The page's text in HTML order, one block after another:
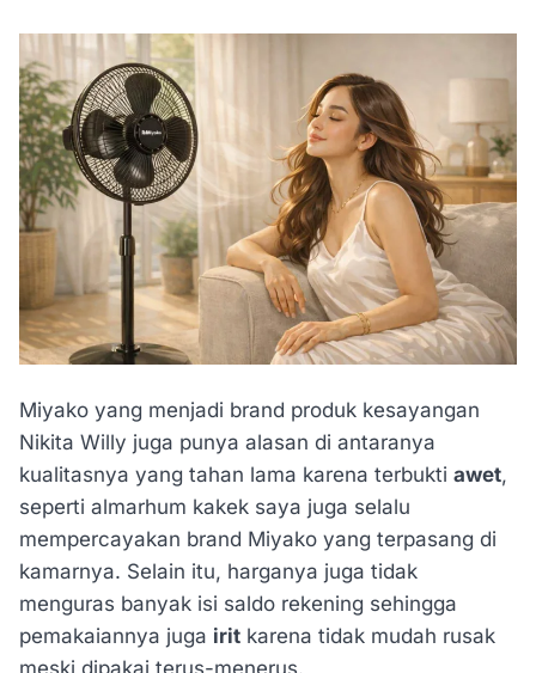
Miyako yang menjadi brand produk kesayangan
Nikita Willy juga punya alasan di antaranya
kualitasnya yang tahan lama karena terbukti awet,
seperti almarhum kakek saya juga selalu
mempercayakan brand Miyako yang terpasang di
kamarnya. Selain itu, harganya juga tidak
menguras banyak isi saldo rekening sehingga
pemakaiannya juga irit karena tidak mudah rusak